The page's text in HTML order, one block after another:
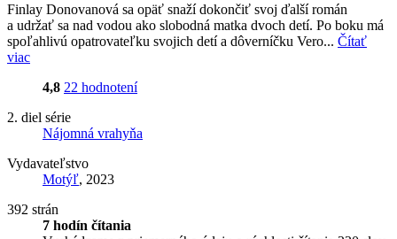
Finlay Donovanová sa opäť snaží dokončiť svoj ďalší román
a udržať sa nad vodou ako slobodná matka dvoch detí. Po boku má
spoľahlivú opatrovateľku svojich detí a dôverníčku Vero... Čítať
viac
4,8 22 hodnotení
2. diel série
Nájomná vrahyňa
Vydavateľstvo
Motýľ, 2023
392 strán
7 hodín čítania